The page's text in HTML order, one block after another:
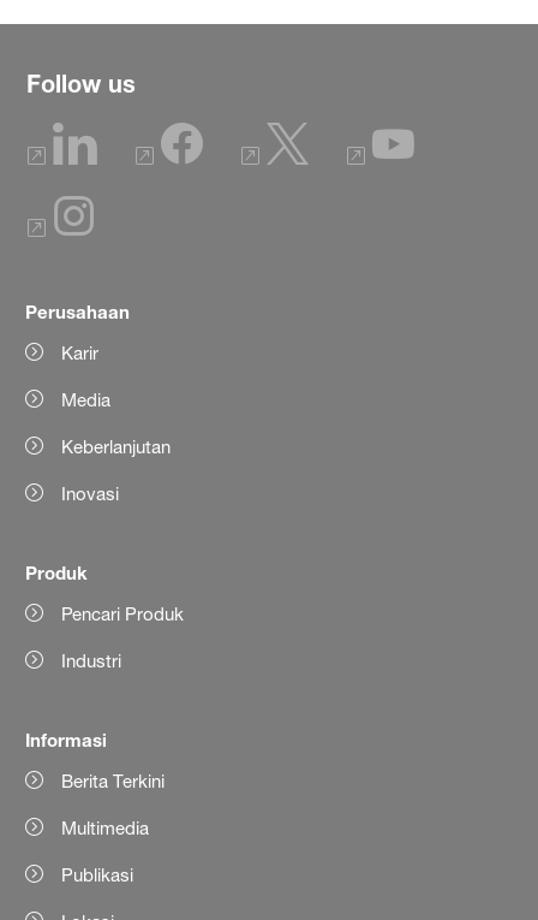
Follow us
Perusahaan
Karir
Media
Keberlanjutan
Inovasi
Produk
Pencari Produk
Industri
Informasi
Berita Terkini
Multimedia
Publikasi